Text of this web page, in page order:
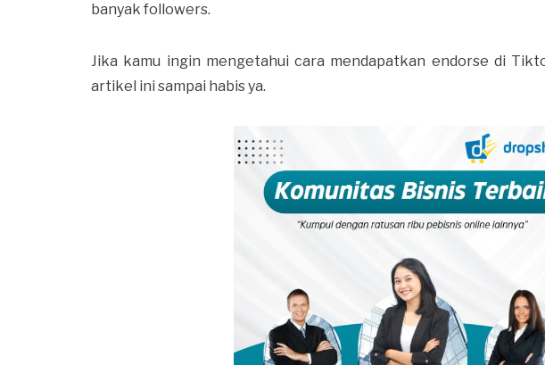
banyak followers.
Jika kamu ingin mengetahui cara mendapatkan endorse di
artikel ini sampai habis ya.